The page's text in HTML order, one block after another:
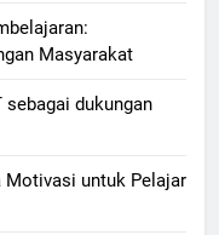
Masyarakat
dukungan
Motivasi untuk Pelajar